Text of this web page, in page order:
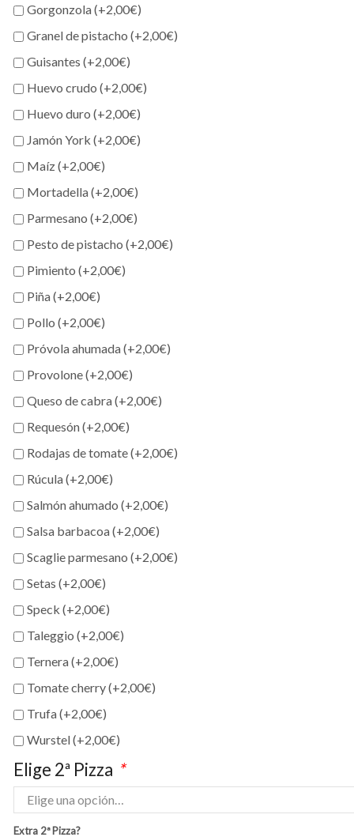
Gorgonzola (+2,00€)
Granel de pistacho (+2,00€)
Guisantes (+2,00€)
Huevo crudo (+2,00€)
Huevo duro (+2,00€)
Jamón York (+2,00€)
Maíz (+2,00€)
Mortadella (+2,00€)
Parmesano (+2,00€)
Pesto de pistacho (+2,00€)
Pimiento (+2,00€)
Piña (+2,00€)
Pollo (+2,00€)
Próvola ahumada (+2,00€)
Provolone (+2,00€)
Queso de cabra (+2,00€)
Requesón (+2,00€)
Rodajas de tomate (+2,00€)
Rúcula (+2,00€)
Salmón ahumado (+2,00€)
Salsa barbacoa (+2,00€)
Scaglie parmesano (+2,00€)
Setas (+2,00€)
Speck (+2,00€)
Taleggio (+2,00€)
Ternera (+2,00€)
Tomate cherry (+2,00€)
Trufa (+2,00€)
Wurstel (+2,00€)
Elige 2ª Pizza *
Extra 2ª Pizza?